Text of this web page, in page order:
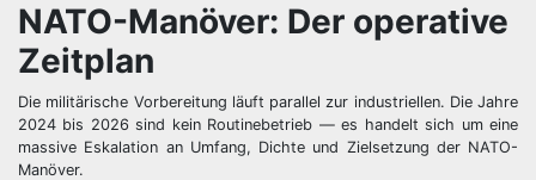
NATO-Manöver: Der operative
Zeitplan
Die militärische Vorbereitung läuft parallel zur industriellen. Die Jahre
2024 bis 2026 sind kein Routinebetrieb — es handelt sich um eine
massive Eskalation an Umfang, Dichte und Zielsetzung der NATO-
Manöver.